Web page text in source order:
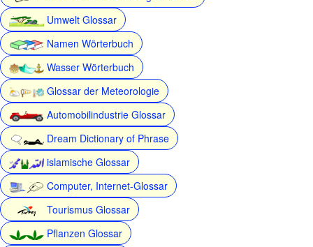
Umwelt Glossar
Namen Wörterbuch
Wasser Wörterbuch
Glossar der Meteorologie
Automobilindustrie Glossar
Dream Dictionary of Phrase
islamische Glossar
Computer, Internet-Glossar
Tourismus Glossar
Pflanzen Glossar